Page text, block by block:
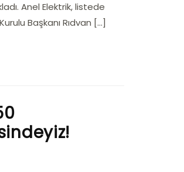
Anel Elektrik, listede
Başkanı Rıdvan […]